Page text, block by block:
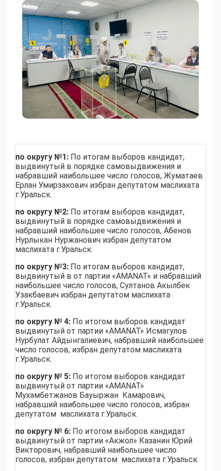
по округу №1: По итогам выборов кандидат,
выдвинутый в порядке самовыдвижения и
набравший наибольшее число голосов, Жуматаев
Ерлан Умирзакович избран депутатом маслихата
г.Уральск.
по округу №2: По итогам выборов кандидат,
выдвинутый в порядке самовыдвижения и
набравший наибольшее число голосов, Абенов
Нурлыкан Нуржанович избран депутатом
маслихата г.Уральск.
по округу №3: По итогам выборов кандидат,
выдвинутый в от партии «AMANAT» и набравший
наибольшее число голосов, Султанов Акылбек
Узакбаевич избран депутатом маслихата
г.Уральск.
по округу № 4: По итогом выборов кандидат
выдвинутый от партии «AMANAT» Исмагулов
Нурбулат Айдынгалиевич, набравший наибольшее
число голосов, избран депутатом маслихата
г.Уральск.
по округу № 5: По итогом выборов кандидат
выдвинутый от партии «AMANAT»
Мухамбетжанов Бауыржан Камарович,
набравший наибольшее число голосов, избран
депутатом маслихата г.Уральск.
по округу № 6: По итогом выборов кандидат
выдвинутый от партии «Акжол» Казанин Юрий
Викторович, набравший наибольшее число
голосов, избран депутатом маслихата г.Уральск.